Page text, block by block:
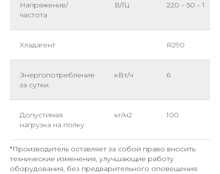
Напряжение/
частота
В/Гц 220 – 50 – 1
Хладагент R290
Энергопотребление
за сутки
кВт/ч 6
Допустимая
нагрузка на полку
кг/м2 100
*Производитель оставляет за собой право вносить
технические изменения, улучшающие работу
оборудования, без предварительного оповещения.